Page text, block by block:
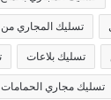
تسليك المجاري من
تسليك بلاعات
تسليك مجاري الحمامات